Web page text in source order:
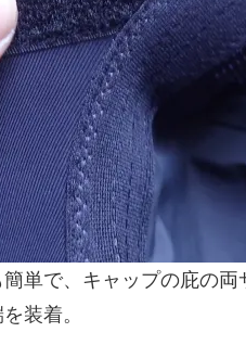
単で、キャップの庇の
装着。